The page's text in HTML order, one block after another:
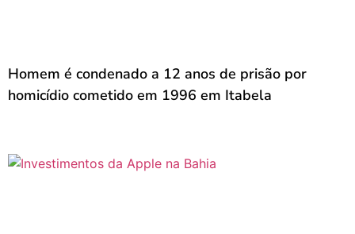
Homem é condenado a 12 anos de prisão por
homicídio cometido em 1996 em Itabela